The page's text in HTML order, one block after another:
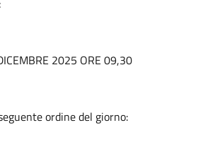
2025 ORE 09,30
ordine del giorno: